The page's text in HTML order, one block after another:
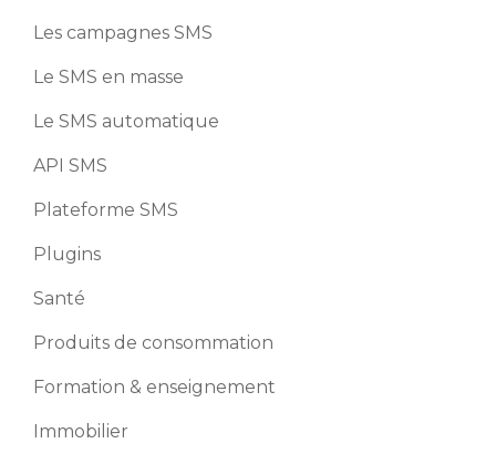
Les campagnes SMS
Le SMS en masse
Le SMS automatique
API SMS
Plateforme SMS
Plugins
Santé
Produits de consommation
Formation & enseignement
Immobilier